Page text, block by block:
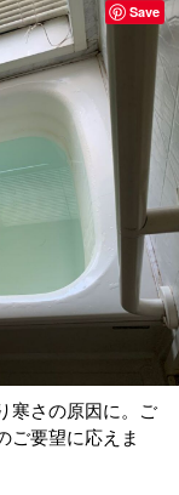
寒さの原因に。ご
ご要望に応えま
Save